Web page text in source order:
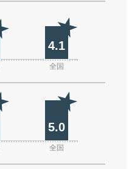
4.1
全国
5.0
全国